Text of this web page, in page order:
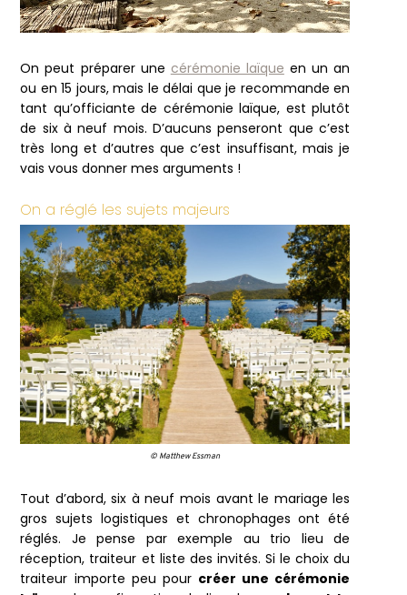
On peut préparer une cérémonie laïque en un an
ou en 15 jours, mais le délai que je recommande en
tant qu’officiante de cérémonie laïque, est plutôt
de six à neuf mois. D’aucuns penseront que c’est
très long et d’autres que c’est insuffisant, mais je
vais vous donner mes arguments !
On a réglé les sujets majeurs
© Matthew Essman
Tout d’abord, six à neuf mois avant le mariage les
gros sujets logistiques et chronophages ont été
réglés. Je pense par exemple au trio lieu de
réception, traiteur et liste des invités. Si le choix du
traiteur importe peu pour créer une cérémonie